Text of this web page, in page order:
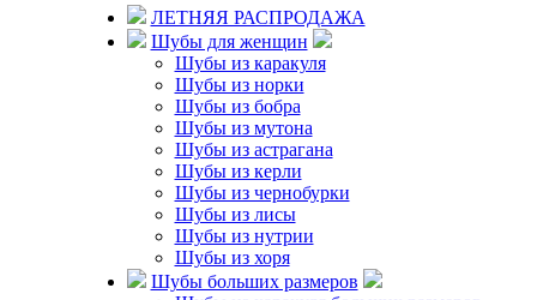
Мужчинам
Женщинам
Как купить?Доставка
Бесплатная
доставка
Рассрочка
Гарантии
Новости
фабрики
ЛЕТНЯЯ РАСПРОДАЖА
Шубы для женщин
Шубы из каракуля
Шубы из норки
Шубы из бобра
Шубы из мутона
Шубы из астрагана
Шубы из керли
Шубы из чернобурки
Шубы из лисы
Шубы из нутрии
Шубы из хоря
Шубы больших размеров